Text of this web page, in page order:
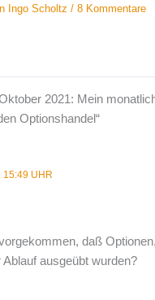
Ingo Scholtz/8 Kommentare
2021: Mein
Optionshandel“
15:49 UHR
daß
ausgeübt wurden?